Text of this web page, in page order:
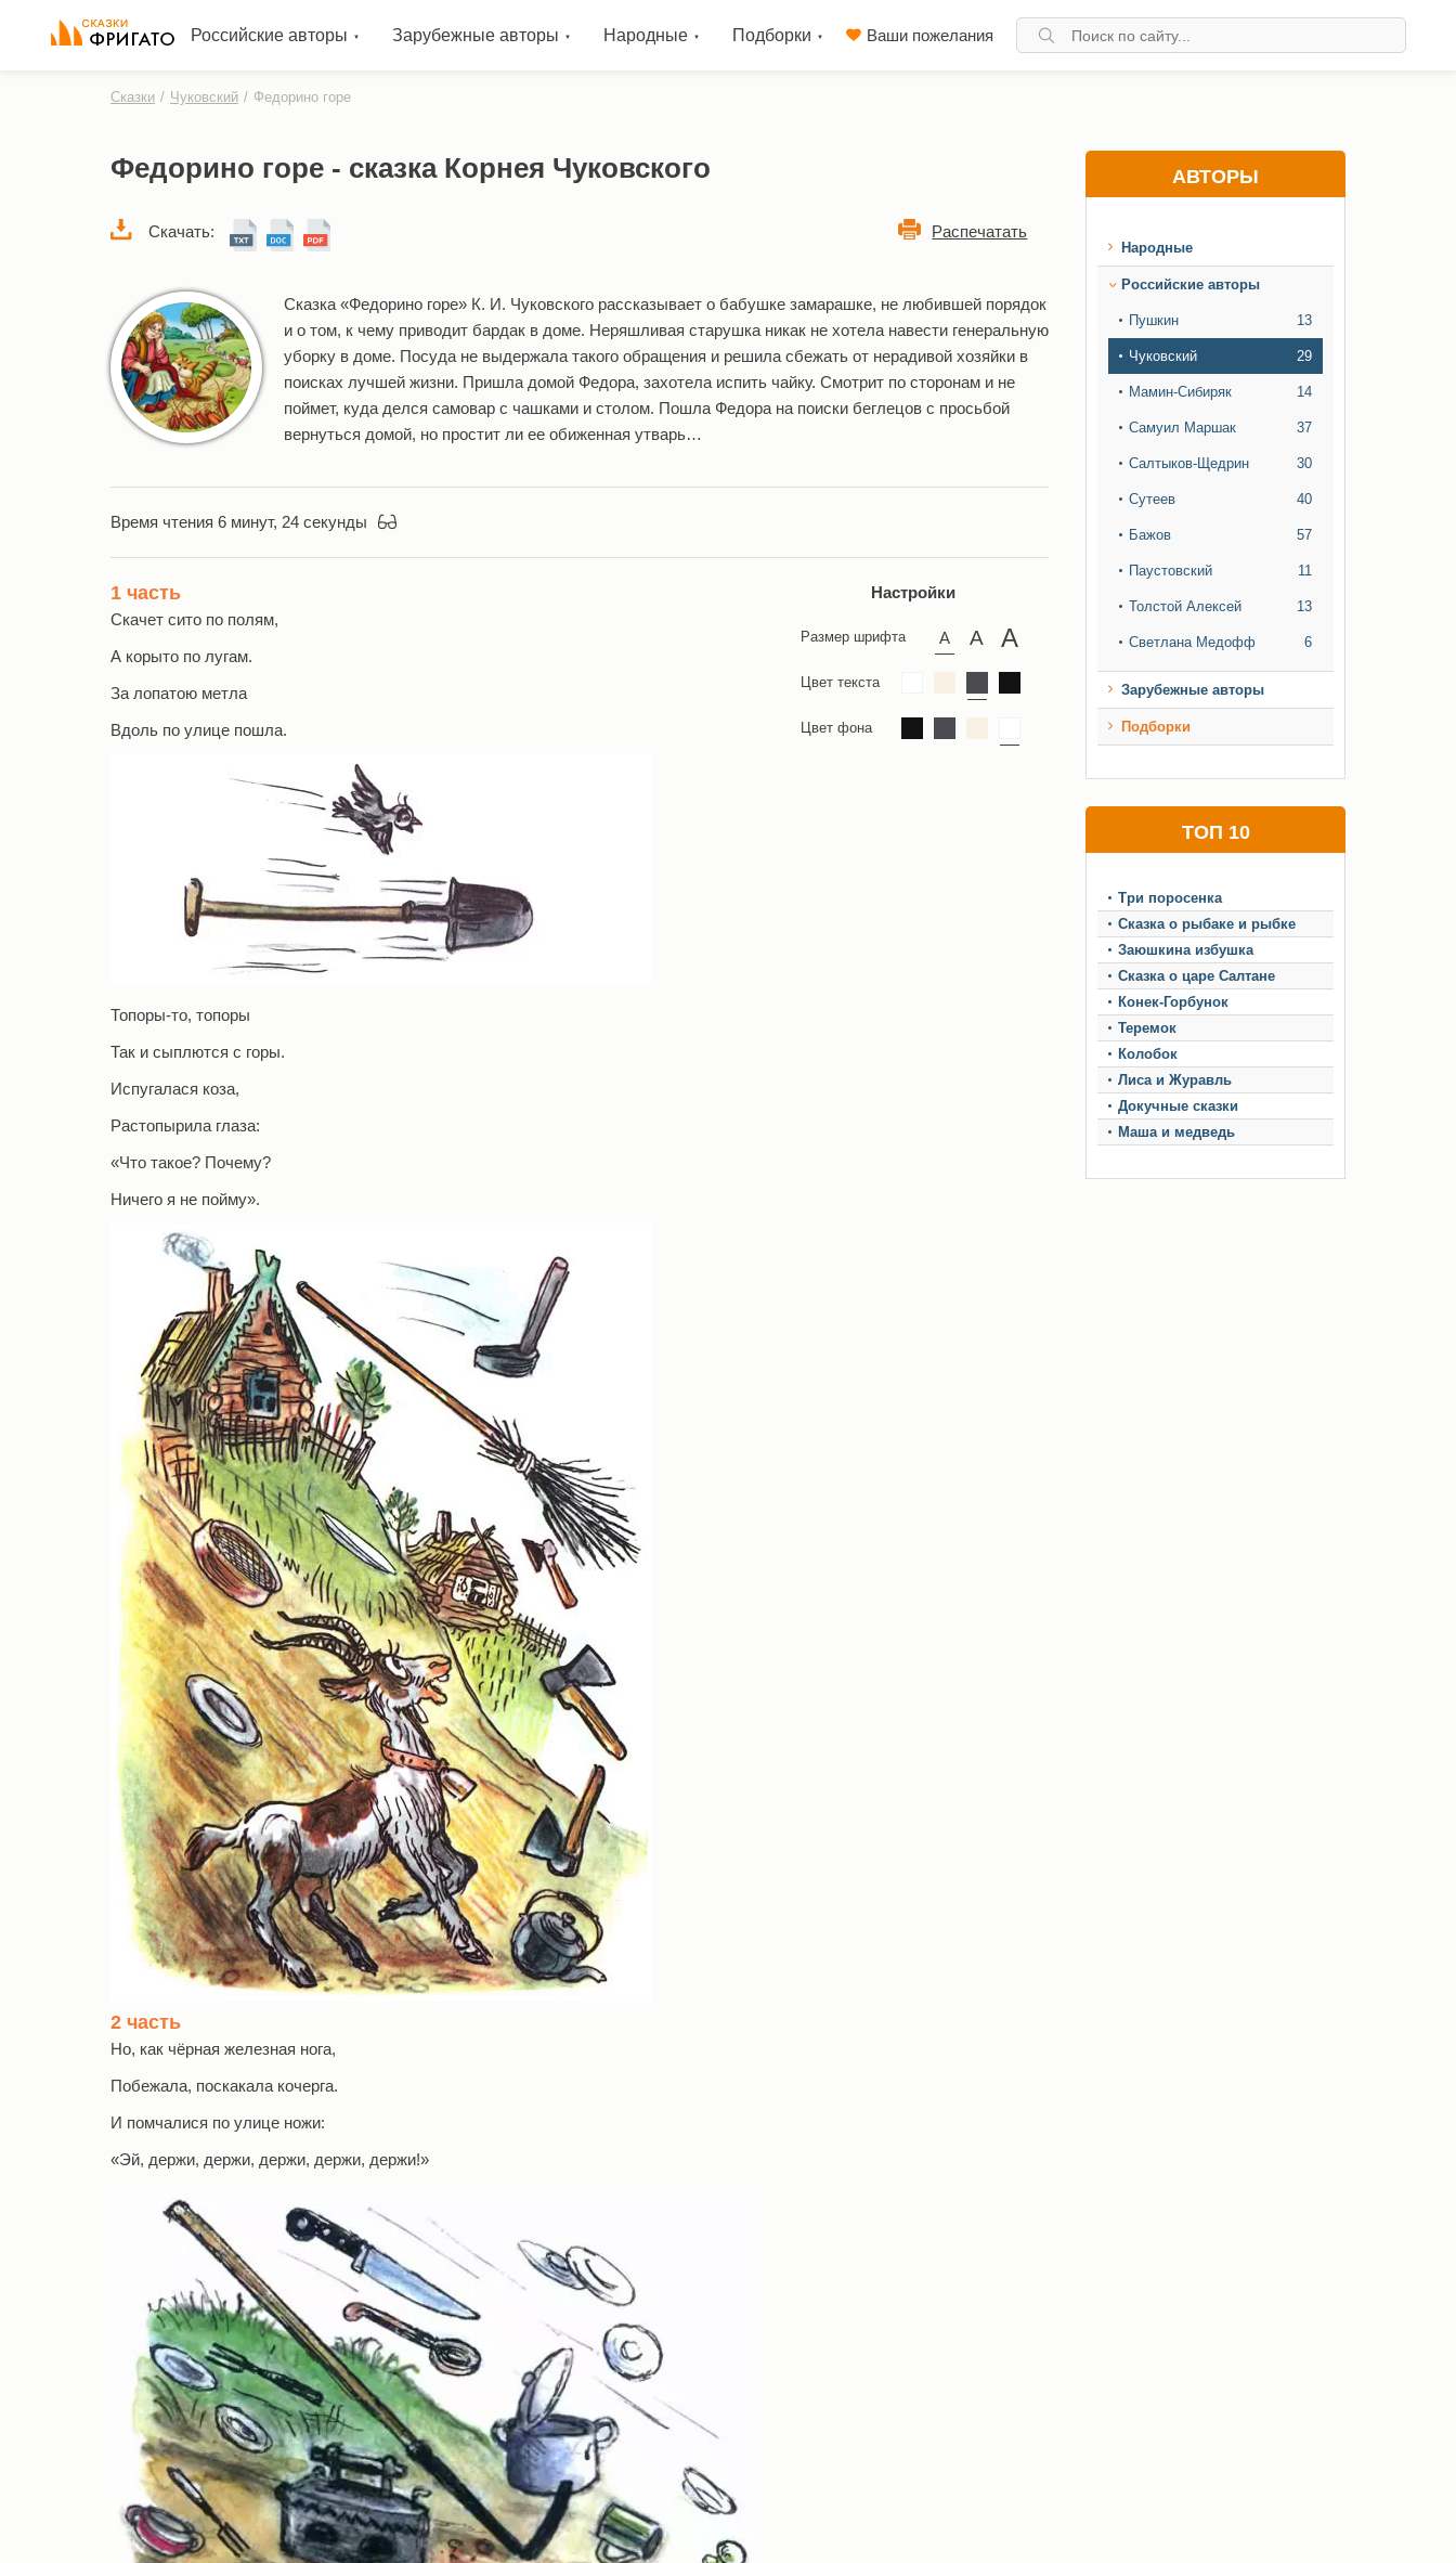
Российские авторы Зарубежные авторы Народные Подборки Ваши пожелания
Сказки / Чуковский / Федорино горе
Федорино горе - сказка Корнея Чуковского
Скачать: Распечатать
Сказка «Федорино горе» К. И. Чуковского рассказывает о бабушке замарашке, не любившей порядок
и о том, к чему приводит бардак в доме. Неряшливая старушка никак не хотела навести генеральную
уборку в доме. Посуда не выдержала такого обращения и решила сбежать от нерадивой хозяйки в
поисках лучшей жизни. Пришла домой Федора, захотела испить чайку. Смотрит по сторонам и не
поймет, куда делся самовар с чашками и столом. Пошла Федора на поиски беглецов с просьбой
вернуться домой, но простит ли ее обиженная утварь…
Время чтения 6 минут, 24 секунды
Настройки
Размер шрифта
Цвет текста
Цвет фона
1 часть
Скачет сито по полям,
А корыто по лугам.
За лопатою метла
Вдоль по улице пошла.
Топоры-то, топоры
Так и сыплются с горы.
Испугалася коза,
Растопырила глаза:
«Что такое? Почему?
Ничего я не пойму».
2 часть
Но, как чёрная железная нога,
Побежала, поскакала кочерга.
И помчалися по улице ножи:
«Эй, держи, держи, держи, держи, держи!»
АВТОРЫ
Народные
Российские авторы
Пушкин 13
Чуковский 29
Мамин-Сибиряк 14
Самуил Маршак 37
Салтыков-Щедрин 30
Сутеев 40
Бажов 57
Паустовский 11
Толстой Алексей 13
Светлана Медофф 6
Зарубежные авторы
Подборки
ТОП 10
Три поросенка
Сказка о рыбаке и рыбке
Заюшкина избушка
Сказка о царе Салтане
Конек-Горбунок
Теремок
Колобок
Лиса и Журавль
Докучные сказки
Маша и медведь